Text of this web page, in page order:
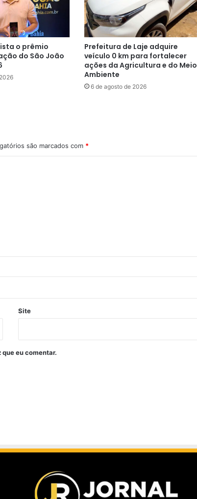
o prêmio
do São João
Prefeitura de Laje adquire
veículo 0 km para fortalecer
ações da Agricultura e do Meio
Ambiente
6 de agosto de 2026
são marcados com *
Site
eu comentar.